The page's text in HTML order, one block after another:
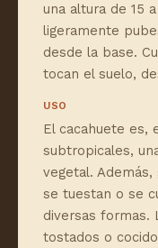
una altura de 15
ligeramente
desde la base.
tocan el suelo,
USO
El cacahuete es,
subtropicales,
vegetal.
se tuestan o se
diversas formas.
tostados o